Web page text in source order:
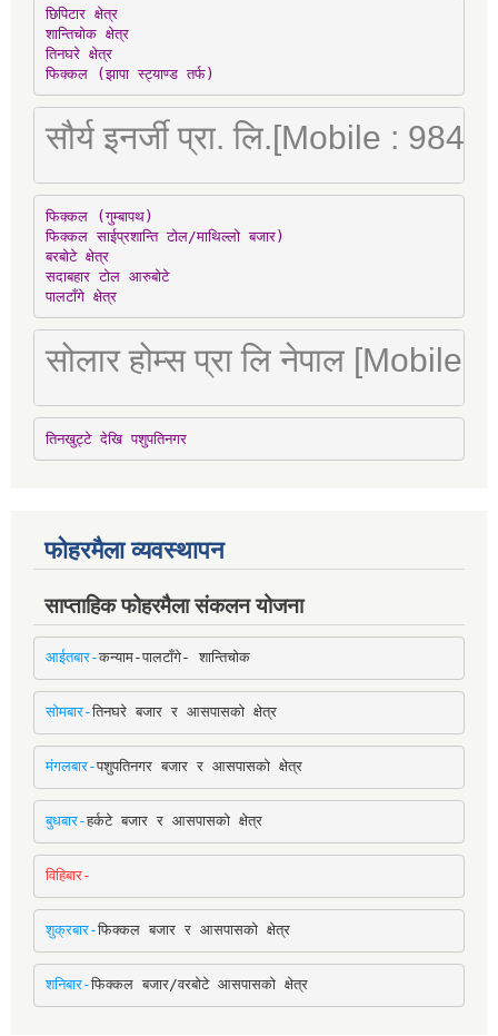
छिपिटार क्षेत्र
शान्तिचोक क्षेत्र
तिनघरे क्षेत्र
फिक्कल (झापा स्ट्याण्ड तर्फ)
सौर्य इनर्जी प्रा. लि.[Mobile :
फिक्कल (गुम्बापथ)
फिक्कल साईप्रशान्ति टोल/माथिल्लो बजार)
बरबोटे क्षेत्र
सदाबहार टोल आरुबोटे
पालटाँगे क्षेत्र
सोलार होम्स प्रा लि नेपाल [Mobile
तिनखुट्टे देखि पशुपतिनगर
फोहरमैला व्यवस्थापन
साप्ताहिक फोहरमैला संकलन योजना
आईतबार-कन्याम-पालटाँगे- शान्तिचोक
सोमबार-तिनघरे बजार र आसपासको क्षेत्र
मंगलबार-पशुपतिनगर बजार र आसपासको क्षेत्र
बुधबार-हर्कटे बजार र आसपासको क्षेत्र
विहिबार-
शुक्रबार-फिक्कल बजार र आसपासको क्षेत्र
शनिबार-फिक्कल बजार/वरबोटे आसपासको क्षेत्र